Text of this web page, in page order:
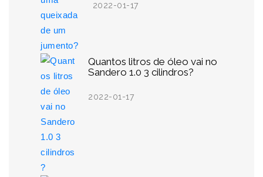
2022-01-17
Quantos litros de óleo vai no
Sandero 1.0 3 cilindros?
2022-01-17